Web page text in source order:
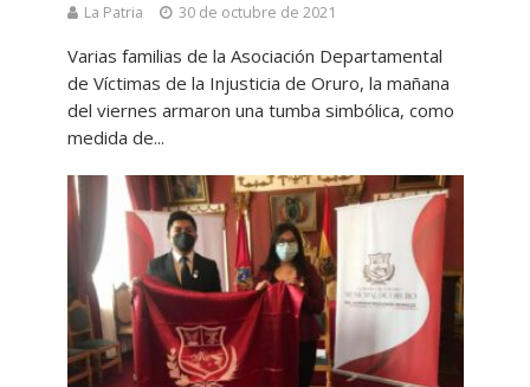
La Patria 30 de octubre de 2021
Varias familias de la Asociación Departamental
de Víctimas de la Injusticia de Oruro, la mañana
del viernes armaron una tumba simbólica, como
medida de...